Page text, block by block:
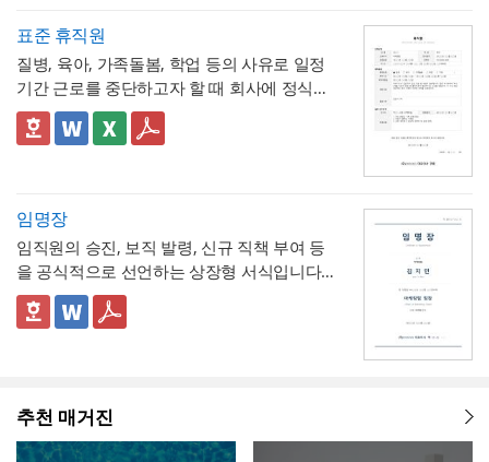
랍니다. 하자여부는 실제 현장 점검 결과에 따
라 정확히 체크하고, 하자가 있는 경우에는 내
용을 구체적으로 기재해 향후 보수 책임의 근
거로 삼을 수 있도록 하는 것이 좋습니다. 마
지막으로 발주처와 시공사 양측의 서명은 실
적인 검증을 거친 문서로서의 효력을 갖도록
관리하시기 바랍니다.
럼 시각적으로 확인
시해, 개선 계획의 실행 가능성을
측면에서도 함께 검토 할 수 있도록 함
💡 작성 팁
개선 계획서는현황과 문제점을 최대한 구체
적인 수치로 제시하는 것이 설득력의 핵심
요성이 훨씬 명확하게 전달됩니다. 개선 목표
는 문제점에서 언급한 리스크가 해소되는 방
향으로 구체적으로 서술하고, 기대효과는 가
능한 한 수치화(업무시간 단축 몇 시간, 만족
도 개선 등)해 목표와의 인과관계가 드러나도
계 특유의 임팩트 있고 감각적인 분위기로 정
보를 전달할 수 있도록 디자인되었습니다. 내
지는 깔끔한 그레이 톤으로 정리되어 있어 복
잡한 내용도 가독성 있게 담을 수 있으며, 아
웃도어 광고 마케팅 제안서부터 미디어 매체
소개서, 광고 캠페인 기획안, 브랜드 마케팅
개, 브랜드의 캠페인 기획 발표, 마케팅 대행
제안, 미디어 플래닝 보고 자료 등 실무에 필
요한 내용을 효과적으로 정리할 수 있으며, 광
고대행사·미디어렙사·브랜드 마케팅팀·옥외
광고 업체 등 다양한 분야에서 활용하기 좋습
랜드 캠페인 기획안, 미디어 매체 소개서, 마
케팅 대행 제안서 등으로 다양하게 활용할 수
있습니다.
▪️ 다이어그램 페이지를 활용하면 캠페인 진행
프로세스, 매체 집행 일정, 성과 지표 등을 한
눈에 보기 쉽게 정리할 수 있습니다.
▪️ 문구와 이미지 교체만으로 옥외광고 매체 제
안서, 브랜드 마케팅 전략서, 광고 실적 보고
자료 등 다양한 주제로 응용 가능합니다.
▪️ 블랙&라임그린의 강렬한 컬러 대비 덕분에
* 해당 템플릿에 사용된 폰트는 [ Cafe24 PRO
Slim Max ] 입니다.
폰트가 없을 경우 기본 폰트로 보입니다.
* 폰트는 따로 제공되지 않으므로 다운로드
및 변경하여 사용하시기 바랍니다.
표준 휴직원
질병, 육아, 가족돌봄, 학업 등의 사유로 일정
기간 근로를 중단하고자 할 때 회사에 정식으
로 승인을 요청하는 신청서입니다. 휴직 사유
와 기간뿐 아니라 업무 인수인계 내역까지 하
무형 서식이라는 점이 특징입니다.
✅ 이 서식의 구성 특징
법령이 다름을 시각적으로 구분
- 세부사유란에 진단명, 의사 소견, 필요 요양
기간 등을 구체적으로 서술하도록 해, 휴직 승
인 여부를 판단하는 회사 측에 충분한 근거를
제공
- 업무 인수인계 항목(인수자, 완료일자, 인계
내용)을 휴직 사유 다음에 배치해, 휴직 승인
절차와 업무 공백 대비를 하나의 문서 흐름 안
에서 동시에 처리
- 증빙서류(진단서 등)를 명시하도록 해, 휴직
사유의 객관적 근거를 첨부하도록 안내
💡 작성 팁
휴직원은세부사유를 구체적이고 명확하게
임명장
임직원의 승진, 보직 발령, 신규 직책 부여 등
을 공식적으로 선언하는 상장형 서식입니다.
계약서나 신청서와 달리 실무적 조항 없이 간
결한 선언문 형태로 구성되어 있으며, 문서번
👔 상장형 문서로서 활용할 때 참고할 점
여 등)에 관한 세부 사항은 별도의 인사발령
통지서나 근로계약 변경 합의서로 함께 정리
💡 작성 팁
임명장은 상징적 의미가 큰 문서인 만큼,문구
추천 매거진